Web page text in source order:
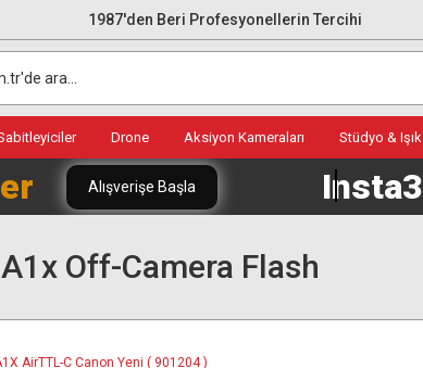
1987'den Beri Profesyonellerin Tercihi
Drone Aksiyon Kameraları Stüdyo & Işık
Alışverişe Başla
Off-Camera Flash